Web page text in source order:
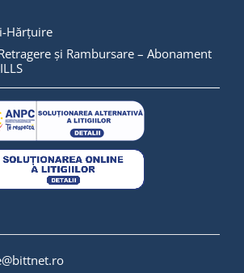
Hărțuire
și Rambursare – Abonament